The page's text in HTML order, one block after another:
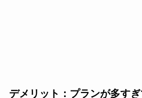
デメリット：プランが多す